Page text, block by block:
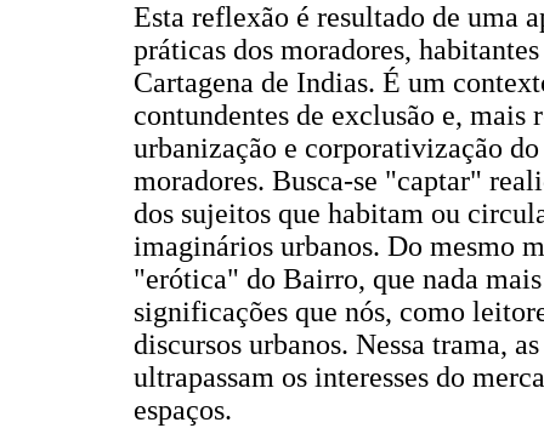
Esta reflexão é resultado de uma
práticas dos moradores,
Cartagena de Indias. É um
contundentes de exclusão e, mais
urbanização e corporativização
moradores. Busca-se "captar"
dos sujeitos que habitam ou
imaginários urbanos. Do mesmo
"erótica" do Bairro, que nada
significações que nós, como
discursos urbanos. Nessa trama,
ultrapassam os interesses do
espaços.